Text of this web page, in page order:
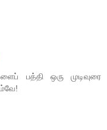
பத்தி ஒரு முடிவுரை